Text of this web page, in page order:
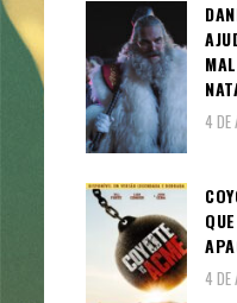
4 DE
4 DE